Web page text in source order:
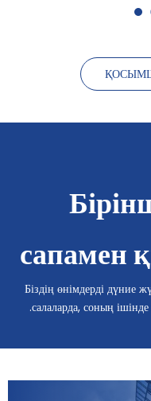
сапамен
Біздің өнімдерді дүние
салаларда, соның